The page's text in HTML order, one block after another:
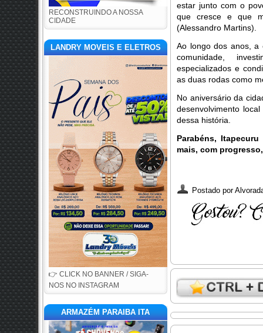
RECONSTRUINDO A NOSSA
CIDADE
LANDRY MOVEIS E ELETROS
👉 CLICK NO BANNER / SIGA-
NOS NO INSTAGRAM
ARMAZÉM PARAIBA ITA
estar junto com o
que cresce e que
(Alessandro Martins).
Ao longo dos anos, a
comunidade,
especializados e
as duas rodas como
No aniversário da
desenvolvimento
dessa história.
Parabéns,
mais, com
Postado por